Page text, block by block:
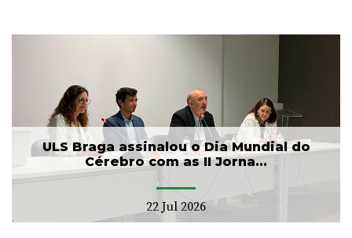
ULS Braga assinalou o Dia Mundial do
Cérebro com as II Jorna...
22 Jul 2026